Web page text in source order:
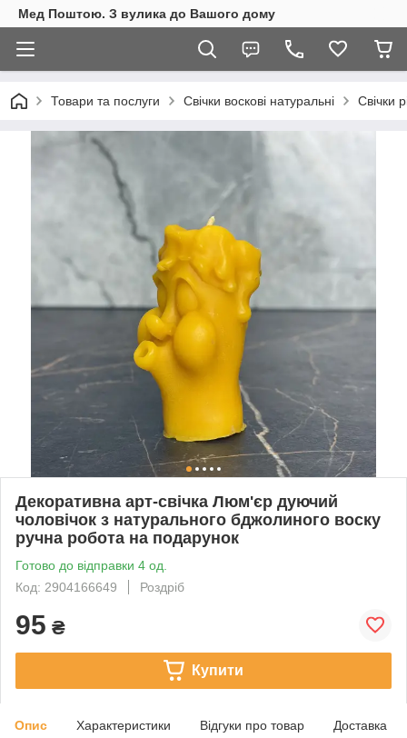
Мед Поштою. З вулика до Вашого дому
Товари та послуги Свічки воскові натуральні Свічки
Декоративна арт-свічка Люм'єр дуючий
чоловічок з натурального бджолиного воску
ручна робота на подарунок
Готово до відправки 4 од.
Код: 2904166649
Роздріб
95 ₴
Купити
Опис Характеристики Відгуки про товар Доставка